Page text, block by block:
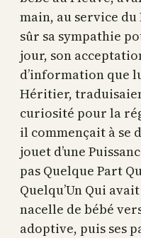
main, au service
sûr sa sympathie
jour, son
d’information que
Héritier,
curiosité pour la
il commençait à se
jouet d’une
pas Quelque Part
Quelqu’Un Qui
nacelle de bébé
adoptive, puis ses